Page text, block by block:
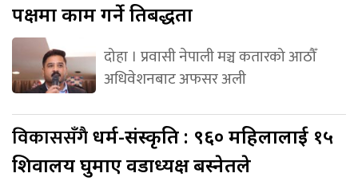
पक्षमा काम गर्ने प्रतिबद्धता
दोहा । प्रवासी नेपाली मञ्च कतारको आठौँ
अधिवेशनबाट अफसर अली
विकाससँगैधर्म-संस्कृति : ९६० महिलालाई १५
शिवालय घुमाए वडाध्यक्ष बस्नेतले